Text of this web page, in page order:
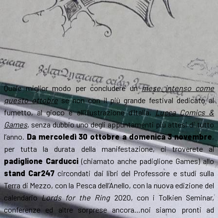
Roma
Quale miglior modo per concludere unmese intenso come
questo ottobrese non con il più grande festival dedicato al
fumetto, al gioco e all’illustrazione d’Italia,Lucca Comics &
Games, senza dubbio uno degli appuntamenti più attesi di tutto
l’anno. Da mercoledì 30 ottobre a domenica 3 novembre,
per tutta la durata della manifestazione, ci troverete al
padiglione Carducci(chiamato anche padiglione Games) allo
stand Car247 circondati dai libri del Professore e studi sulla
Terra di Mezzo, con la Pesca dell’Anello, con la nuova edizione del
calendarioLords for the Ring2020, con i Tolkien Seminar,
conferenze ed altre sorprese ancora…noi siamo pronti ad